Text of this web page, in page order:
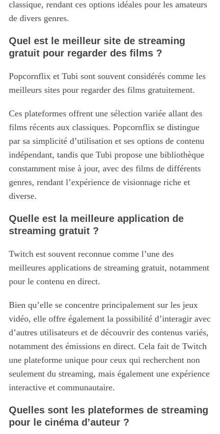
classique, rendant ces options idéales pour les amateurs
de divers genres.
Quel est le meilleur site de streaming
gratuit pour regarder des films ?
Popcornflix et Tubi sont souvent considérés comme les
meilleurs sites pour regarder des films gratuitement.
Ces plateformes offrent une sélection variée allant des
films récents aux classiques. Popcornflix se distingue
par sa simplicité d’utilisation et ses options de contenu
indépendant, tandis que Tubi propose une bibliothèque
constamment mise à jour, avec des films de différents
genres, rendant l’expérience de visionnage riche et
diverse.
Quelle est la meilleure application de
streaming gratuit ?
Twitch est souvent reconnue comme l’une des
meilleures applications de streaming gratuit, notamment
pour le contenu en direct.
Bien qu’elle se concentre principalement sur les jeux
vidéo, elle offre également la possibilité d’interagir avec
d’autres utilisateurs et de découvrir des contenus variés,
notamment des émissions en direct. Cela fait de Twitch
une plateforme unique pour ceux qui recherchent non
seulement du streaming, mais également une expérience
interactive et communautaire.
Quelles sont les plateformes de streaming
pour le cinéma d’auteur ?